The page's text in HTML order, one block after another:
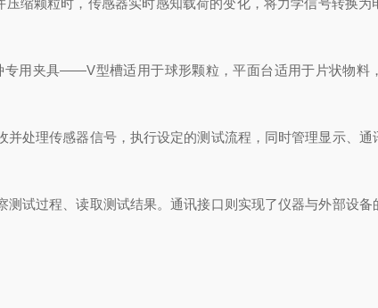
颗粒时，传感器实时感知载荷的变化，将力学信号转换为
用夹具——V型槽适用于球形颗粒，平面台适用于片状物料
理传感器信号，执行设定的测试流程，同时管理显示、通
过程、读取测试结果。通讯接口则实现了仪器与外部设备